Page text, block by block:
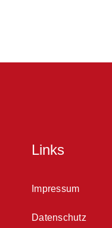
Links
Impressum
Datenschutz